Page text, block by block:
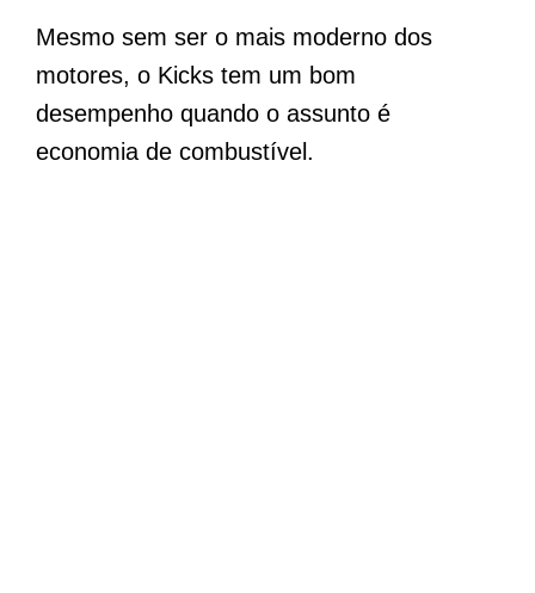
Mesmo sem ser o mais moderno dos
motores, o Kicks tem um bom
desempenho quando o assunto é
economia de combustível.